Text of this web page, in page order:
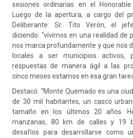
sesiones ordinarias en el Honorable
Luego de la apertura, a cargo del
Deliberante: Sr. Tito Verón, el
diciendo: “vivimos en una realidad de
nos marca profundamente y que nos
locales a ser municipios activos,
respuestas de manera ágil a las
cinco meses estamos en esa gran
Destacó: “Monte Quemado es una
de 30 mil habitantes, un casco
tamaño en los últimos 20 años.
manzanas, 80 km de calles y 19
desafíos para desarrollarse como